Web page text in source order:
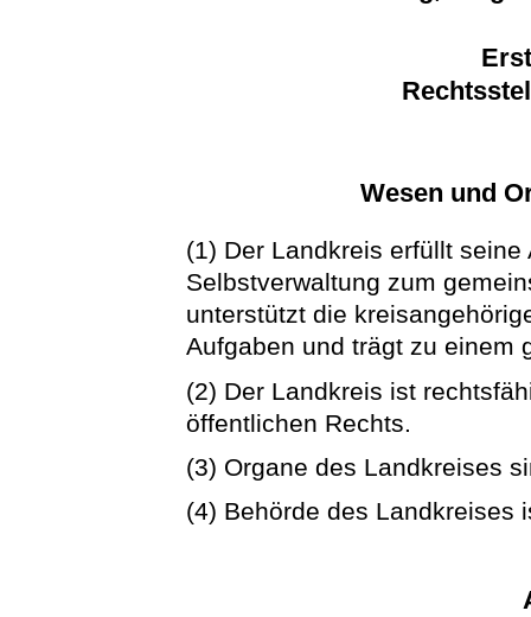
Wesen und
(1) Der Landkreis erfüllt
Selbstverwaltung zum
unterstützt die
Aufgaben und trägt zu einem
(2) Der Landkreis ist
öffentlichen Rechts.
(3) Organe des Landkreises
(4) Behörde des Landkreises